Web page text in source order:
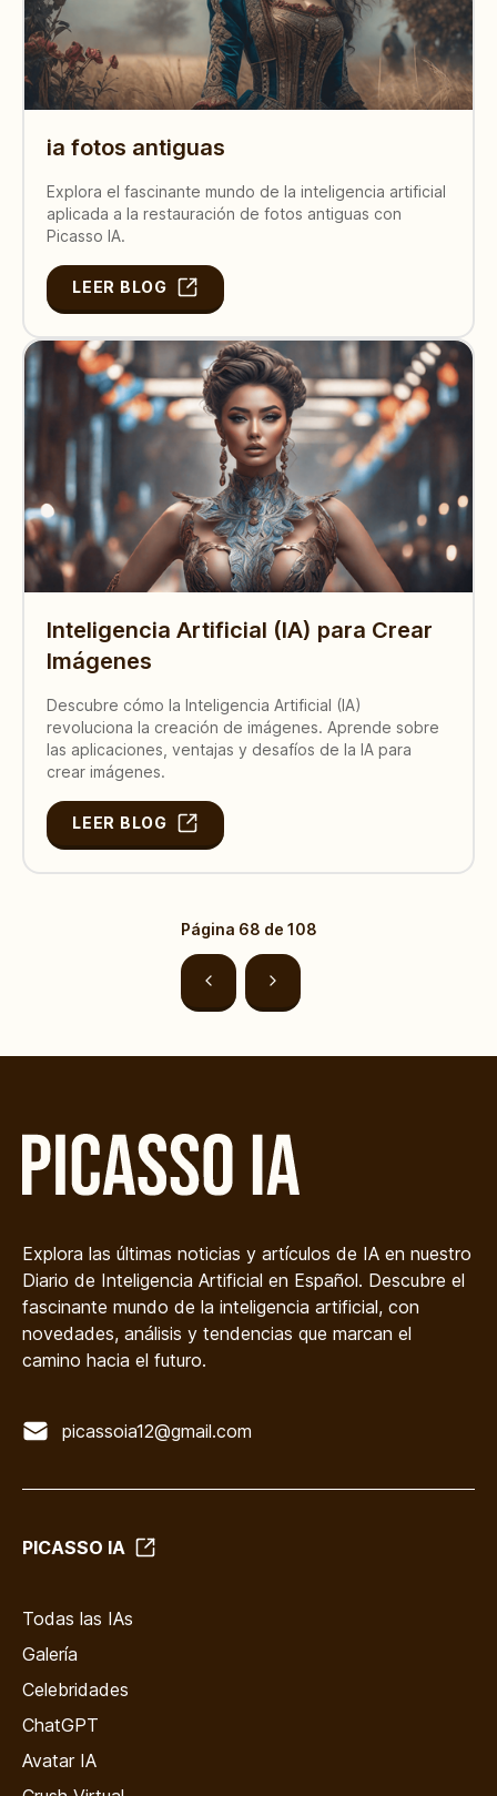
ia fotos antiguas
Explora el fascinante mundo de la inteligencia artificial
aplicada a la restauración de fotos antiguas con
Picasso IA.
LEER BLOG
Inteligencia Artificial (IA) para Crear
Imágenes
Descubre cómo la Inteligencia Artificial (IA)
revoluciona la creación de imágenes. Aprende sobre
las aplicaciones, ventajas y desafíos de la IA para
crear imágenes.
LEER BLOG
Página 68 de 108
Explora las últimas noticias y artículos de IA en nuestro
Diario de Inteligencia Artificial en Español. Descubre el
fascinante mundo de la inteligencia artificial, con
novedades, análisis y tendencias que marcan el
camino hacia el futuro.
picassoia12@gmail.com
PICASSO IA
Todas las IAs
Galería
Celebridades
ChatGPT
Avatar IA